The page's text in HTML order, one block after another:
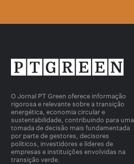
O Jornal PT Green oferece informação
rigorosa e relevante sobre a transição
energética, economia circular e
sustentabilidade, contribuindo para uma
tomada de decisão mais fundamentada
por parte de gestores, decisores
políticos, investidores e líderes de
empresas e instituições envolvidas na
transição verde.